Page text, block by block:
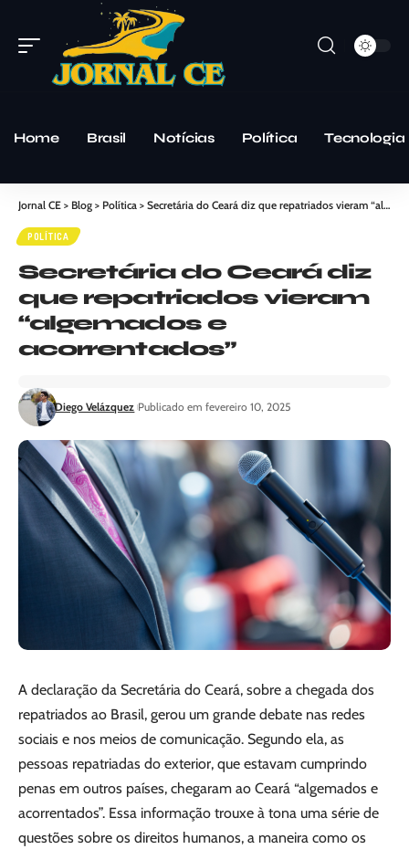
Home Brasil Notícias Política Tecnologia
Jornal CE > Blog > Política > Secretária do Ceará diz que repatriados vieram “algemados e acorrentados”
POLÍTICA
Secretária do Ceará diz
que repatriados vieram
“algemados e
acorrentados”
Diego Velázquez Publicado em fevereiro 10, 2025
A declaração da Secretária do Ceará, sobre a chegada dos
repatriados ao Brasil, gerou um grande debate nas redes
sociais e nos meios de comunicação. Segundo ela, as
pessoas repatriadas do exterior, que estavam cumprindo
penas em outros países, chegaram ao Ceará “algemados e
acorrentados”. Essa informação trouxe à tona uma série de
questões sobre os direitos humanos, a maneira como os